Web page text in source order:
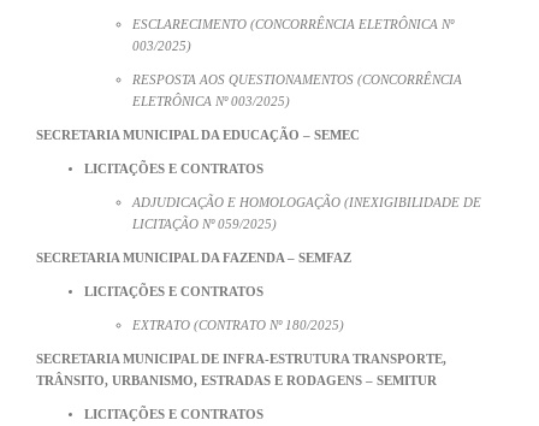
ESCLARECIMENTO (CONCORRÊNCIA ELETRÔNICA Nº
003/2025)
RESPOSTA AOS QUESTIONAMENTOS (CONCORRÊNCIA
ELETRÔNICA Nº 003/2025)
SECRETARIA MUNICIPAL DA EDUCAÇÃO – SEMEC
LICITAÇÕES E CONTRATOS
ADJUDICAÇÃO E HOMOLOGAÇÃO (INEXIGIBILIDADE DE
LICITAÇÃO Nº 059/2025)
SECRETARIA MUNICIPAL DA FAZENDA – SEMFAZ
LICITAÇÕES E CONTRATOS
EXTRATO (CONTRATO Nº 180/2025)
SECRETARIA MUNICIPAL DE INFRA-ESTRUTURA TRANSPORTE,
TRÂNSITO, URBANISMO, ESTRADAS E RODAGENS – SEMITUR
LICITAÇÕES E CONTRATOS